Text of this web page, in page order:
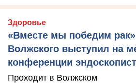
Здоровье
«Вместе мы победим
Волжского выступил на
конференции
Проходит в Волжском